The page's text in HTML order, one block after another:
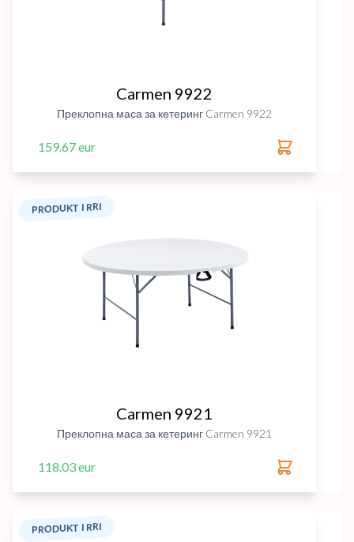
Carmen 9922
Преклопна маса за кетеринг Carmen 9922
159.67 eur
PRODUKT I RRI
Carmen 9921
Преклопна маса за кетеринг Carmen 9921
118.03 eur
PRODUKT I RRI